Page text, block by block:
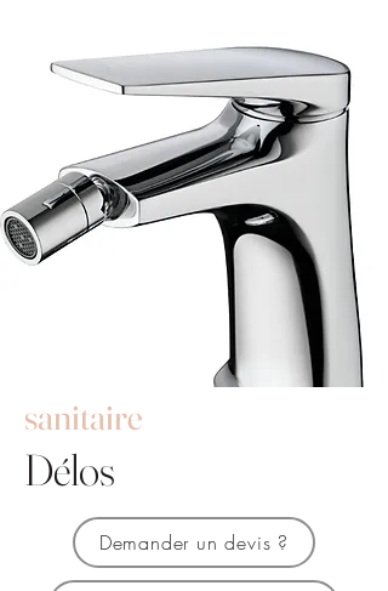
sanitaire
Délos
Demander un devis ?